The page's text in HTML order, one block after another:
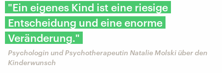
"Ein eigenes Kind ist eine riesige
Entscheidung und eine enorme
Veränderung."
Psychologin und Psychotherapeutin Natalie Molski über den
Kinderwunsch